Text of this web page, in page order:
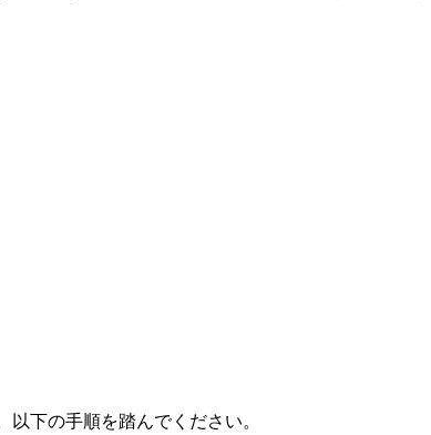
下の手順を踏んでください。